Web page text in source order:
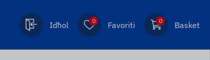
Idħol 0 Favoriti 0 Basket